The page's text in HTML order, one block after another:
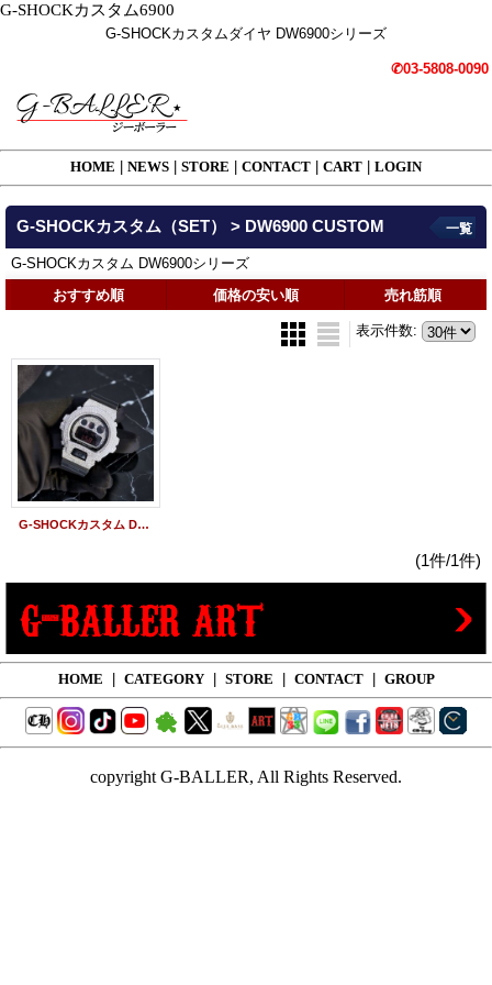
G-SHOCKカスタム6900
G-SHOCKカスタムダイヤ DW6900シリーズ
✆03-5808-0090
HOME NEWS STORE CONTACT CART LOGIN
G-SHOCKカスタム（SET） > DW6900 CUSTOM
G-SHOCKカスタム DW6900シリーズ
一覧
おすすめ順 価格の安い順 売れ筋順
表示件数:
G-SHOCKカスタム DW6900UMS カスタムベゼル/文字盤/本体 SET/26ss
(1件/1件)
HOME CATEGORY STORE CONTACT GROUP
copyright G-BALLER, All Rights Reserved.